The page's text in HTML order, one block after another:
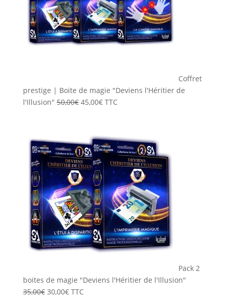
Coffret
prestige | Boite de magie "Deviens l'Héritier de
l'Illusion" 50,00€ Le
était :
50,00€.
45,00€Le
est :
45,00€.
TTC
Pack 2
boites de magie "Deviens l'Héritier de l'Illusion"
35,00€ Le
30,00€Le
TTC